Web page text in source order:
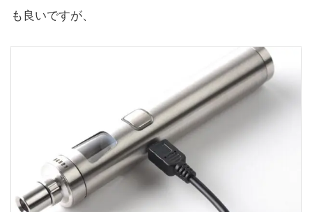
も良いですが、